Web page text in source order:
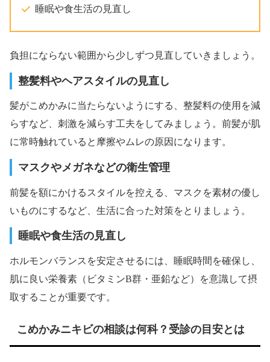
睡眠や食生活の見直し
負担にならない範囲から少しずつ見直していきましょう。
整髪料やヘアスタイルの見直し
髪がこめかみに当たらないようにする、整髪料の使用を減
らすなど、刺激を減らす工夫をしてみましょう。前髪が肌
に常時触れていると摩擦やムレの原因になります。
マスクやメガネなどの衛生管理
前髪を額にかけるスタイルを控える、マスクを素材の優し
いものにするなど、生活に合った対策をとりましょう。
睡眠や食生活の見直し
ホルモンバランスを安定させるには、睡眠時間を確保し、
肌に良い栄養素（ビタミンB群・亜鉛など）を意識して摂
取することが重要です。
こめかみニキビの相談は何科？受診の目安とは